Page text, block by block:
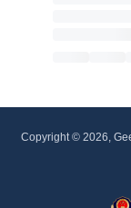
Copyright © 2026,